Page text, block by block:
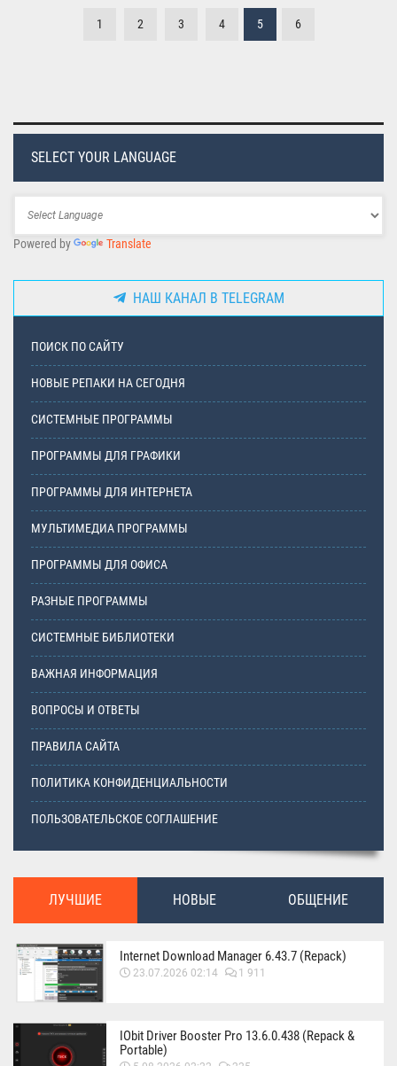
1 2 3 4 5 6
SELECT YOUR LANGUAGE
Powered by Translate
НАШ КАНАЛ В TELEGRAM
ПОИСК ПО САЙТУ
НОВЫЕ РЕПАКИ НА СЕГОДНЯ
СИСТЕМНЫЕ ПРОГРАММЫ
ПРОГРАММЫ ДЛЯ ГРАФИКИ
ПРОГРАММЫ ДЛЯ ИНТЕРНЕТА
МУЛЬТИМЕДИА ПРОГРАММЫ
ПРОГРАММЫ ДЛЯ ОФИСА
РАЗНЫЕ ПРОГРАММЫ
СИСТЕМНЫЕ БИБЛИОТЕКИ
ВАЖНАЯ ИНФОРМАЦИЯ
ВОПРОСЫ И ОТВЕТЫ
ПРАВИЛА САЙТА
ПОЛИТИКА КОНФИДЕНЦИАЛЬНОСТИ
ПОЛЬЗОВАТЕЛЬСКОЕ СОГЛАШЕНИЕ
ЛУЧШИЕ НОВЫЕ ОБЩЕНИЕ
Internet Download Manager 6.43.7 (Repack)
23.07.2026 02:14 1 911
IObit Driver Booster Pro 13.6.0.438 (Repack &
Portable)